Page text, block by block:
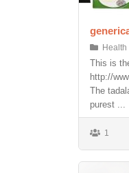
Health
This is
http://
The
purest ...
1